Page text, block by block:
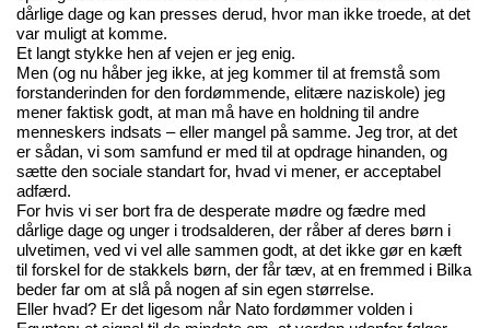
dårlige dage og kan presses derud, hvor man ikke troede, at det
var muligt at komme.
Et langt stykke hen af vejen er jeg enig.
Men (og nu håber jeg ikke, at jeg kommer til at fremstå som
forstanderinden for den fordømmende, elitære naziskole) jeg
mener faktisk godt, at man må have en holdning til andre
menneskers indsats – eller mangel på samme. Jeg tror, at det
er sådan, vi som samfund er med til at opdrage hinanden, og
sætte den sociale standart for, hvad vi mener, er acceptabel
adfærd.
For hvis vi ser bort fra de desperate mødre og fædre med
dårlige dage og unger i trodsalderen, der råber af deres børn i
ulvetimen, ved vi vel alle sammen godt, at det ikke gør en kæft
til forskel for de stakkels børn, der får tæv, at en fremmed i Bilka
beder far om at slå på nogen af sin egen størrelse.
Eller hvad? Er det ligesom når Nato fordømmer volden i